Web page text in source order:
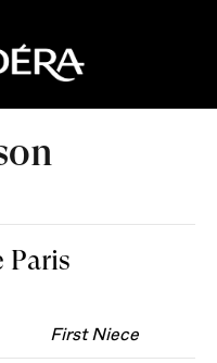
Paris
First Niece